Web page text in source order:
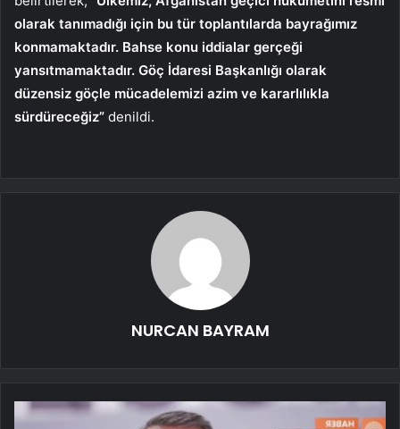
olarak tanımadığı için bu tür toplantılarda bayrağımız
konmamaktadır. Bahse konu iddialar gerçeği
yansıtmamaktadır. Göç İdaresi Başkanlığı olarak
düzensiz göçle mücadelemizi azim ve kararlılıkla
sürdüreceğiz” denildi.
NURCAN BAYRAM